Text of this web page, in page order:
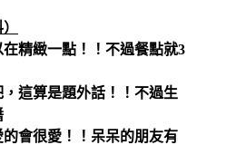
精緻一點！！不過餐點就3
這算是題外話！！不過生
會很愛！！呆呆的朋友有